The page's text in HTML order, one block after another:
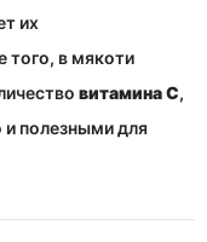
их
того, в мякоти
витаминаC,
и полезными для